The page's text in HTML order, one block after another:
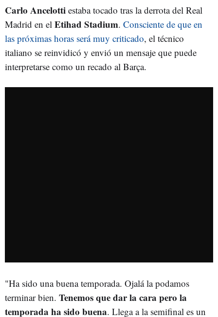
Carlo Ancelotti estaba tocado tras la derrota del Real
Madrid en el Etihad Stadium. Consciente de que en
las próximas horas será muy criticado, el técnico
italiano se reinvidicó y envió un mensaje que puede
interpretarse como un recado al Barça.
"Ha sido una buena temporada. Ojalá la podamos
terminar bien. Tenemos que dar la cara pero la
temporada ha sido buena. Llega a la semifinal es un